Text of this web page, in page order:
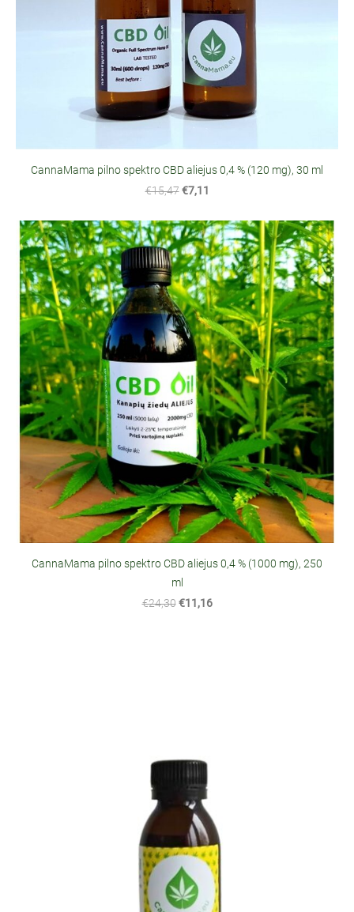
CannaMama pilno spektro CBD aliejus 0,4 % (120 mg), 30 ml
€15,47 €7,11
CannaMama pilno spektro CBD aliejus 0,4 % (1000 mg), 250
ml
€24,30 €11,16